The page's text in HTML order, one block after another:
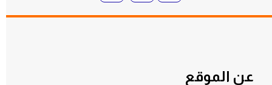
عن الموقع